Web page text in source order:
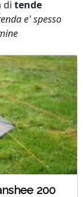
di tende
e' spesso
200